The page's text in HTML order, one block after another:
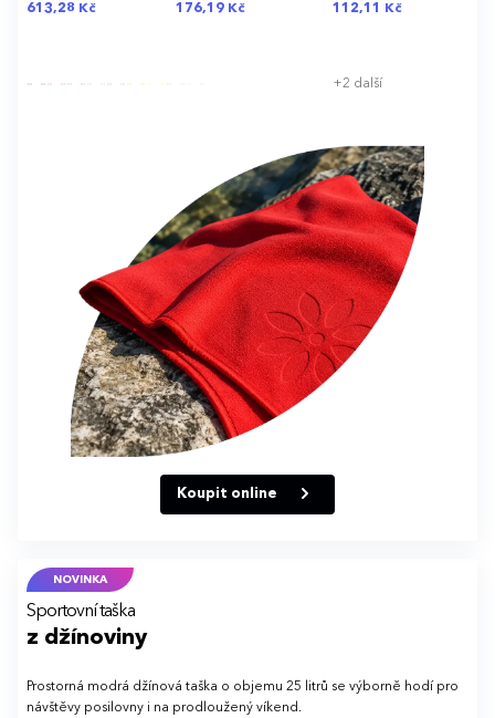
613,28 Kč 176,19 Kč 112,11 Kč
+2 další
Koupit online
NOVINKA
Sportovní taška
z džínoviny
Prostorná modrá džínová taška o objemu 25 litrů se výborně hodí pro
návštěvy posilovny i na prodloužený víkend.